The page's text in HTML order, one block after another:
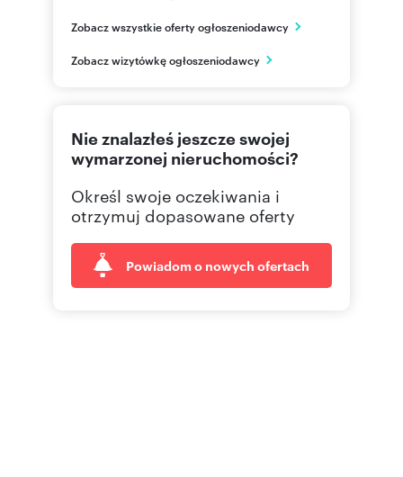
Strzelce Opolskie
PL
690 36 Pokaż telefon
Zobacz wszystkie oferty ogłoszeniodawcy
Zobacz wizytówkę ogłoszeniodawcy
Nie znalazłeś jeszcze swojej
wymarzonej nieruchomości?
Określ swoje oczekiwania i
otrzymuj dopasowane oferty
Powiadom o nowych ofertach